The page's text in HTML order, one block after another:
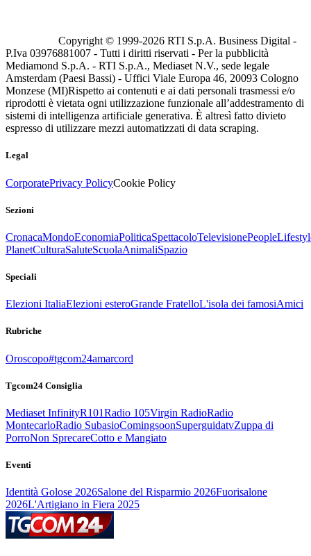
Copyright © 1999-2026 RTI S.p.A. Business Digital -
P.Iva 03976881007 - Tutti i diritti riservati - Per la pubblicità
Mediamond S.p.A. - RTI S.p.A., Mediaset N.V., sede legale
Amsterdam (Paesi Bassi) - Uffici Viale Europa 46, 20093 Cologno
Monzese (MI)Rispetto ai contenuti e ai dati personali trasmessi e/o
riprodotti è vietata ogni utilizzazione funzionale all’addestramento di
sistemi di intelligenza artificiale generativa. È altresì fatto divieto
espresso di utilizzare mezzi automatizzati di data scraping.
Legal
CorporatePrivacy PolicyCookie Policy
Sezioni
CronacaMondoEconomiaPoliticaSpettacoloTelevisionePeople
PlanetCulturaSaluteScuolaAnimaliSpazio
Speciali
Elezioni ItaliaElezioni esteroGrande FratelloL'isola dei famosiAmici
Rubriche
Oroscopo#tgcom24amarcord
Tgcom24 Consiglia
Mediaset InfinityR101Radio 105Virgin RadioRadio
MontecarloRadio SubasioComingsoonSuperguidatvZuppa di
PorroNon SprecareCotto e Mangiato
Eventi
Identità Golose 2026Salone del Risparmio 2026Fuorisalone
2026L'Artigiano in Fiera 2025